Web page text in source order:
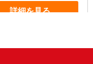
・。○。・゜+゜
詳細を見る
携帯販売【au】